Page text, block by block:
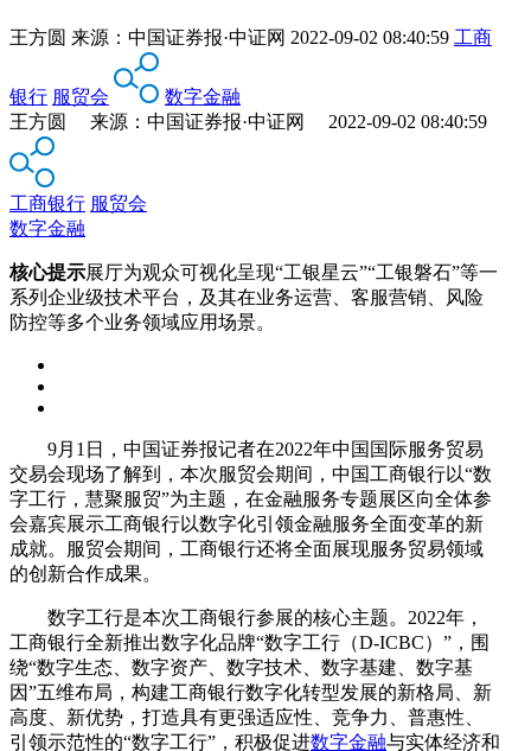
王方圆 来源： 中国证券报·中证网 2022-09-02 08:40:59 工商
银行 服贸会
数字金融
王方圆 来源：中国证券报·中证网 2022-09-02 08:40:59
工商银行 服贸会
数字金融
核心提示展厅为观众可视化呈现“工银星云”“工银磐石”等一
系列企业级技术平台，及其在业务运营、客服营销、风险
防控等多个业务领域应用场景。
9月1日，中国证券报记者在2022年中国国际服务贸易
交易会现场了解到，本次服贸会期间，中国工商银行以“数
字工行，慧聚服贸”为主题，在金融服务专题展区向全体参
会嘉宾展示工商银行以数字化引领金融服务全面变革的新
成就。服贸会期间，工商银行还将全面展现服务贸易领域
的创新合作成果。
数字工行是本次工商银行参展的核心主题。2022年，
工商银行全新推出数字化品牌“数字工行（D-ICBC）”，围
绕“数字生态、数字资产、数字技术、数字基建、数字基
因”五维布局，构建工商银行数字化转型发展的新格局、新
高度、新优势，打造具有更强适应性、竞争力、普惠性、
引领示范性的“数字工行”，积极促进数字金融与实体经济和